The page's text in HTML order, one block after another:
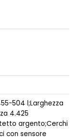
504 l;Larghezza
4.425
argento;Cerchi
con sensore